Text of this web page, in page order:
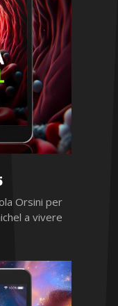
Orsini per
a vivere